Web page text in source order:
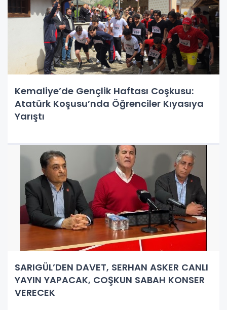
Kemaliye’de Gençlik Haftası Coşkusu:
Atatürk Koşusu’nda Öğrenciler Kıyasıya
Yarıştı
SARIGÜL’DEN DAVET, SERHAN ASKER CANLI
YAYIN YAPACAK, COŞKUN SABAH KONSER
VERECEK